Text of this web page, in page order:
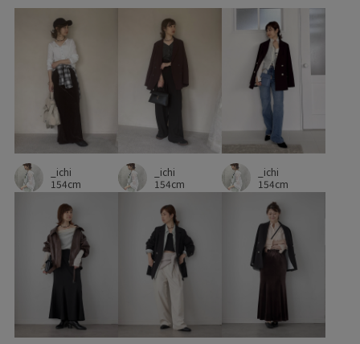
シワになりにくい ジャケット スエード スカート
スタイルアップ ストラップ セットアップ
セットアップ対象商品 ソフトタッチ タック
チャンキーヒール デイリーで活躍 トップス
ニュアンスがある パンツにもスカートにも ビスチェ
ピンタック ブラウス ベルト ベーシック
ペプラム ボックスシルエット ポリエステル
マニッシュ マルチに活躍 マーメイドスカート
リネン ワイドパンツ ワイドボトム 冷んやり
取り外し可能 履きやすい 幅広
歩きやすい 毎シーズン 洗濯OK 洗濯機で洗える
_ichi
154cm
_ichi
154cm
_ichi
154cm